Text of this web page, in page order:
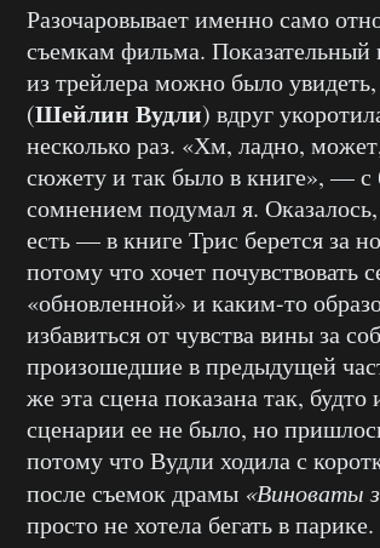
Разочаровывает именно само
съемкам фильма.
из трейлера можно было
(Шейлин Вудли) вдруг
несколько раз. «Хм, ладно,
сюжету и так было в книге», —
сомнением подумал я.
есть — в книге Трис берется за
потому что хочет почувствовать
«обновленной» и каким-то
избавиться от чувства вины за
произошедшие в предыдущей
же эта сцена показана так, будто
сценарии ее не было, но
потому что Вудли ходила с
после съемок драмы «Виноваты
просто не хотела бегать в